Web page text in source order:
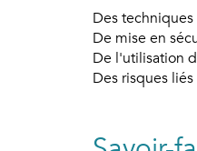
Des
De mise en
De l'utilisation
Des risques